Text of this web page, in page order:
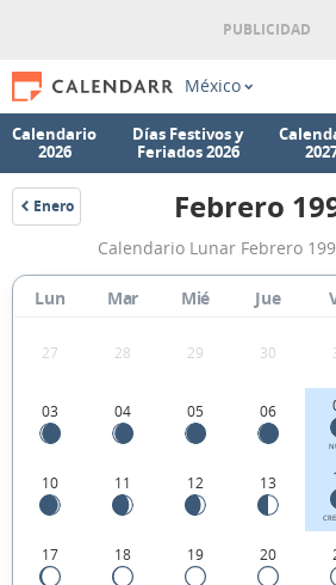
México
Calendario
2026
Días Festivos y
Feriados 2026
Enero
1997 Febrero
Calendario Lunar Febrero
Lun Mar Mié Jue
27 28 29 30
03 04 05 06
10 11 12 13
17 18 19 20